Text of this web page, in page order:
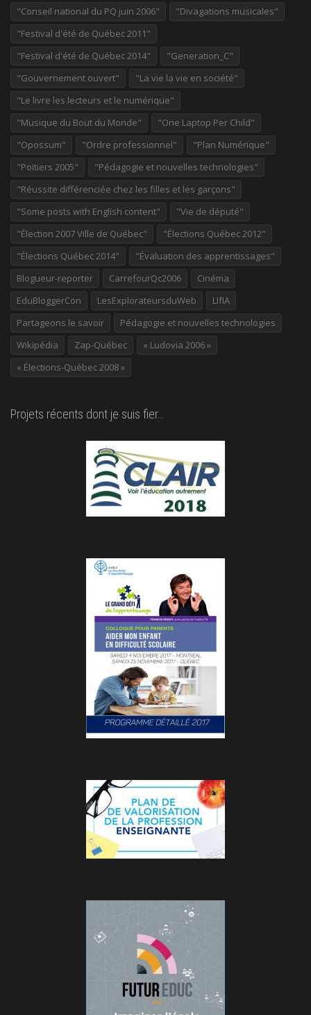
"Conseil national du PQ juin 2006"
"Divagations musicales"
"Festival d'été de Québec 2011"
"Festival d'été de Québec 2014"
"Generation_C"
"Gouvernement ouvert"
"La vie la vie en société"
"Le livre les lecteurs et le numérique"
"Musique du Bout du Monde"
"One Laptop Per Child"
"Opossum"
"Ordre professionnel"
"Plan Numérique"
"Poitiers 2005"
"Pédagogie et nouvelles technologies"
"Réussite différenciée chez les filles et les garçons"
"Some posts with English content"
"Vie de député"
"Élection 2007 Ville de Québec"
"Élections Québec 2012"
"Élections Québec 2014"
"Évaluation des apprentissages"
Blogueur-reporter
CarrefourQc2006
Cinéma
EduBloggerCon
LesExplorateursduWeb
LIfIA
Partageons le savoir
Pédagogie et nouvelles technologies
Wikipédia
Zap-Québec
« Ludovia 2006 »
« Élections-Québec 2008 »
Projets récents dont je suis fier…